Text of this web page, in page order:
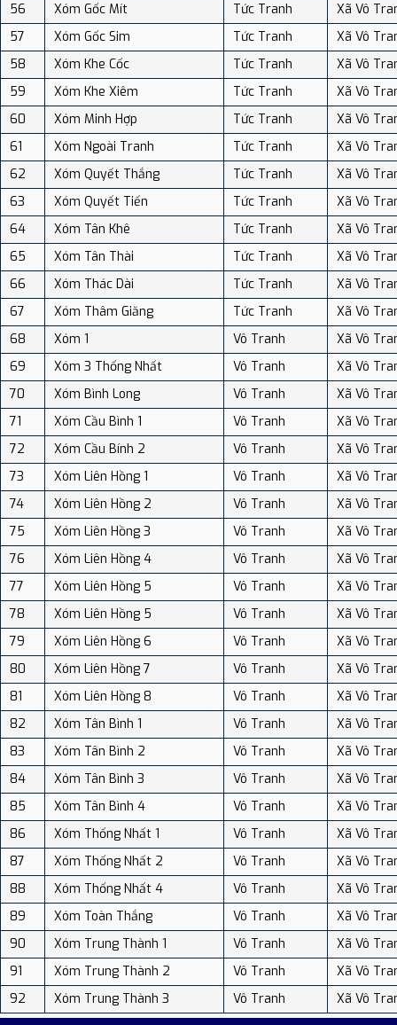
56
Xóm Gốc Mít Tức Tranh
Xã Vô
57
Xóm Gốc Sim Tức Tranh
Xã Vô
58
Xóm Khe Cốc Tức Tranh
Xã Vô
59
Xóm Khe Xiêm Tức Tranh
Xã Vô
60
Xóm Minh Hợp Tức Tranh
Xã Vô
61
Xóm Ngoài Tranh Tức Tranh
Xã Vô
62
Xóm Quyết Thắng Tức Tranh
Xã Vô
63
Xóm Quyết Tiến Tức Tranh
Xã Vô
64
Xóm Tân Khê Tức Tranh
Xã Vô
65
Xóm Tân Thài Tức Tranh
Xã Vô
66
Xóm Thác Dài Tức Tranh
Xã Vô
67
Xóm Thâm Giăng Tức Tranh
Xã Vô
68
Xóm 1 Vô Tranh
Xã Vô
69
Xóm 3 Thống Nhất Vô Tranh
Xã Vô
70
Xóm Bình Long Vô Tranh
Xã Vô
71
Xóm Cầu Bình 1 Vô Tranh
Xã Vô
72
Xóm Cầu Bính 2 Vô Tranh
Xã Vô
73
Xóm Liên Hồng 1 Vô Tranh
Xã Vô
74
Xóm Liên Hồng 2 Vô Tranh
Xã Vô
75
Xóm Liên Hồng 3 Vô Tranh
Xã Vô
76
Xóm Liên Hồng 4 Vô Tranh
Xã Vô
77
Xóm Liên Hồng 5 Vô Tranh
Xã Vô
78
Xóm Liên Hồng 5 Vô Tranh
Xã Vô
79
Xóm Liên Hồng 6 Vô Tranh
Xã Vô
80
Xóm Liên Hồng 7 Vô Tranh
Xã Vô
81
Xóm Liên Hồng 8 Vô Tranh
Xã Vô
82
Xóm Tân Bình 1 Vô Tranh
Xã Vô
83
Xóm Tân Bình 2 Vô Tranh
Xã Vô
84
Xóm Tân Bình 3 Vô Tranh
Xã Vô
85
Xóm Tân Bình 4 Vô Tranh
Xã Vô
86
Xóm Thống Nhất 1 Vô Tranh
Xã Vô
87
Xóm Thống Nhất 2 Vô Tranh
Xã Vô
88
Xóm Thống Nhất 4 Vô Tranh
Xã Vô
89
Xóm Toàn Thắng Vô Tranh
Xã Vô
90
Xóm Trung Thành 1 Vô Tranh
Xã Vô
91
Xóm Trung Thành 2 Vô Tranh
Xã Vô
92
Xóm Trung Thành 3 Vô Tranh Xã Vô